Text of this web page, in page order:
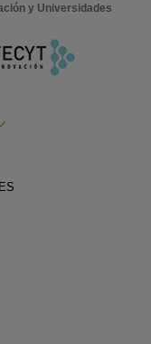
y Universidades